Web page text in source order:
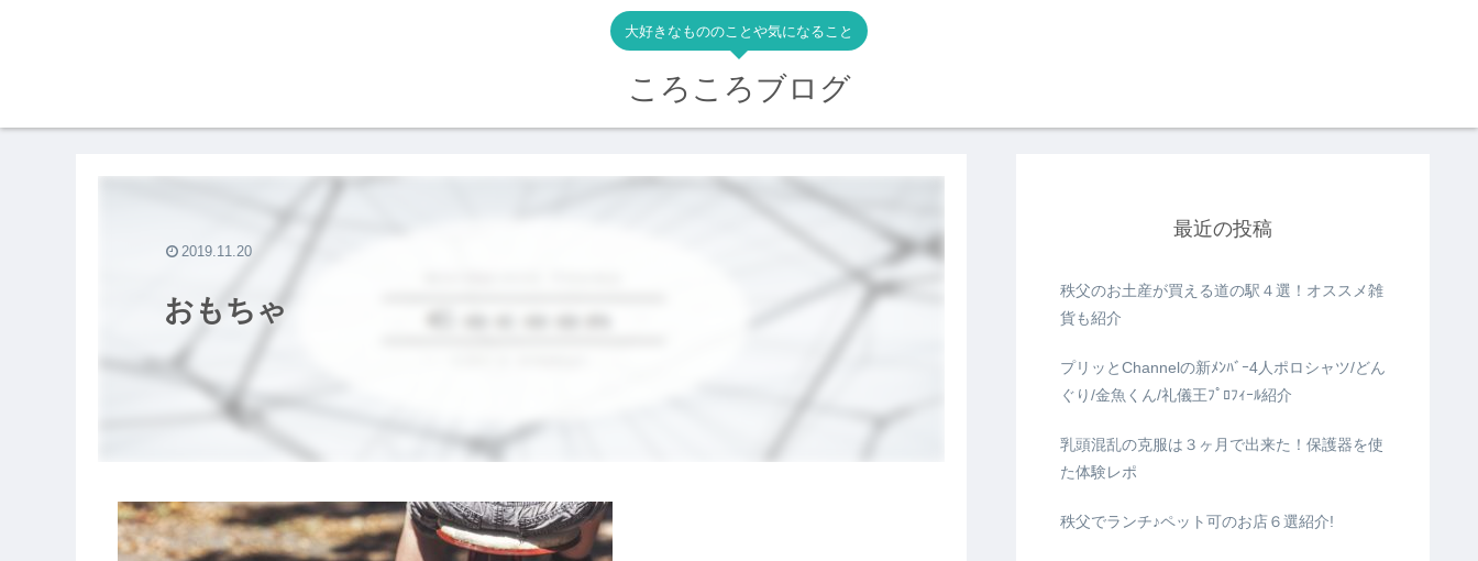
大好きなもののことや気になること
ころころブログ
おもちゃ
2019.11.20
最近の投稿
秩父のお土産が買える道の駅４選！オススメ雑
貨も紹介
プリッとChannelの新ﾒﾝﾊﾞｰ4人ポロシャツ/どん
ぐり/金魚くん/礼儀王ﾌﾟﾛﾌｨｰﾙ紹介
乳頭混乱の克服は３ヶ月で出来た！保護器を使
た体験レポ
秩父でランチ♪ペット可のお店６選紹介!